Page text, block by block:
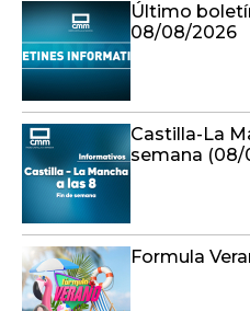
Último
08/08/2026
Castilla-La
semana (08/
Formula